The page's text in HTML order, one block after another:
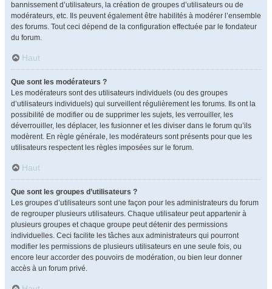
bannissement d’utilisateurs, la création de groupes d’utilisateurs ou de
modérateurs, etc. Ils peuvent également être habilités à modérer l’ensemble
des forums. Tout ceci dépend de la configuration effectuée par le fondateur
du forum.
Haut
Que sont les modérateurs ?
Les modérateurs sont des utilisateurs individuels (ou des groupes
d’utilisateurs individuels) qui surveillent régulièrement les forums. Ils ont la
possibilité de modifier ou de supprimer les sujets, les verrouiller, les
déverrouiller, les déplacer, les fusionner et les diviser dans le forum qu’ils
modèrent. En règle générale, les modérateurs sont présents pour que les
utilisateurs respectent les règles imposées sur le forum.
Haut
Que sont les groupes d’utilisateurs ?
Les groupes d’utilisateurs sont une façon pour les administrateurs du forum
de regrouper plusieurs utilisateurs. Chaque utilisateur peut appartenir à
plusieurs groupes et chaque groupe peut détenir des permissions
individuelles. Ceci facilite les tâches aux administrateurs qui pourront
modifier les permissions de plusieurs utilisateurs en une seule fois, ou
encore leur accorder des pouvoirs de modération, ou bien leur donner
accès à un forum privé.